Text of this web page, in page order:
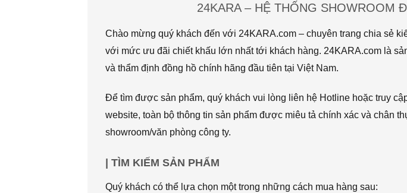
24KARA – HỆ THỐNG SHOWROOM
Chào mừng quý khách đến với 24KARA.com – chuyên trang chia sẻ
với mức ưu đãi chiết khấu lớn nhất tới khách hàng. 24KARA.com là
và thẩm định đồng hồ chính hãng đầu tiên tại Việt Nam.
Để tìm được sản phẩm, quý khách vui lòng liên hệ Hotline hoặc truy
website, toàn bộ thông tin sản phẩm được miêu tả chính xác và chân
showroom/văn phòng công ty.
| TÌM KIẾM SẢN PHẨM
Quý khách có thể lựa chọn một trong những cách mua hàng sau: